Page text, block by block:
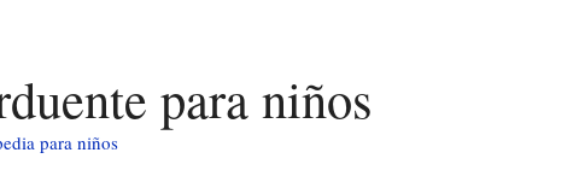
para niños
para niños